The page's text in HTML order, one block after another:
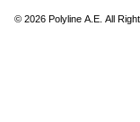
© 2026 Polyline Α.Ε. All